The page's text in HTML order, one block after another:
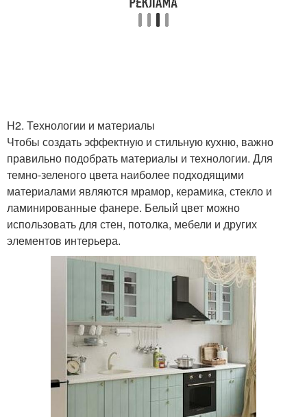
H2. Технологии и материалы
Чтобы создать эффектную и стильную кухню, важно
правильно подобрать материалы и технологии. Для
темно-зеленого цвета наиболее подходящими
материалами являются мрамор, керамика, стекло и
ламинированные фанере. Белый цвет можно
использовать для стен, потолка, мебели и других
элементов интерьера.